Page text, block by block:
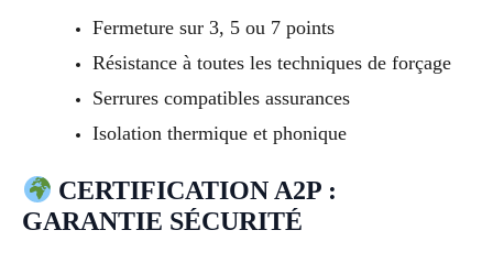
Fermeture sur 3, 5 ou 7 points
Résistance à toutes les techniques de forçage
Serrures compatibles assurances
Isolation thermique et phonique
CERTIFICATION A2P :
GARANTIE SÉCURITÉ